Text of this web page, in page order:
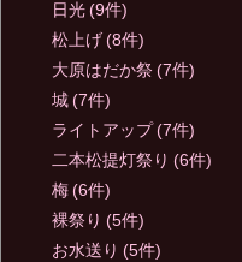
日光 (9件)
松上げ (8件)
大原はだか祭 (7件)
城 (7件)
ライトアップ (7件)
二本松提灯祭り (6件)
梅 (6件)
裸祭り (5件)
お水送り (5件)